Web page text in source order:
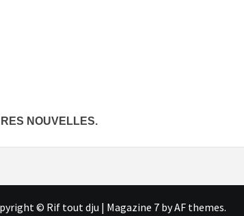
NOUVELLES.
© Rif tout dju | Magazine 7 by AF themes.